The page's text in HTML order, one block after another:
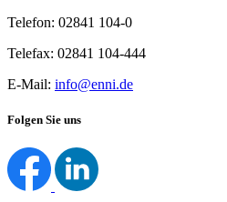
Telefon: 02841 104-0
Telefax: 02841 104-444
E-Mail: info@enni.de
Folgen Sie uns